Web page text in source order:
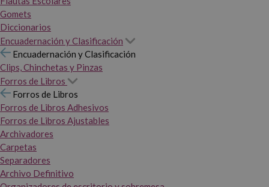
Gomets
Diccionarios
Encuadernación y Clasificación
Encuadernación y Clasificación
Clips, Chinchetas y Pinzas
Forros de Libros
Forros de Libros
Forros de Libros Adhesivos
Forros de Libros Ajustables
Archivadores
Carpetas
Separadores
Archivo Definitivo